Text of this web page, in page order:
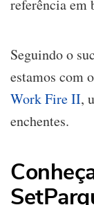
referência em
Seguindo o
estamos com
Work Fire II,
enchentes.